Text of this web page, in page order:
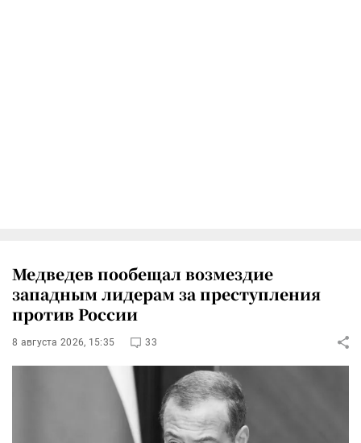
Медведев пообещал возмездие
западным лидерам за преступления
против России
8 августа 2026, 15:35 33